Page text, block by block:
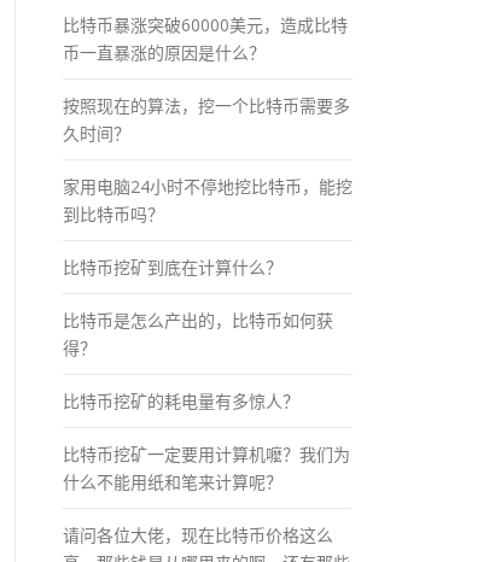
比特币暴涨突破60000美元，造成比特
币一直暴涨的原因是什么？
按照现在的算法，挖一个比特币需要多
久时间？
家用电脑24小时不停地挖比特币，能挖
到比特币吗？
比特币挖矿到底在计算什么？
比特币是怎么产出的，比特币如何获
得？
比特币挖矿的耗电量有多惊人？
比特币挖矿一定要用计算机嚒？我们为
什么不能用纸和笔来计算呢？
请问各位大佬，现在比特币价格这么